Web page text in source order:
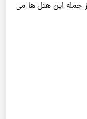
از جمله این هتل ها می